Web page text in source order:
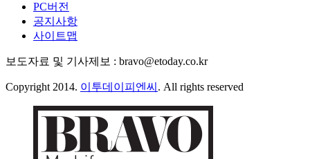
PC버전
공지사항
사이트맵
보도자료 및 기사제보 : bravo@etoday.co.kr
Copyright 2014. 이투데이피엔씨 . All rights reserved